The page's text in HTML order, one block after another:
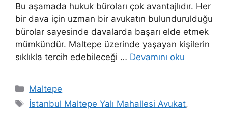
Bu aşamada hukuk büroları çok avantajlıdır. Her
bir dava için uzman bir avukatın bulundurulduğu
bürolar sayesinde davalarda başarı elde etmek
mümkündür. Maltepe üzerinde yaşayan kişilerin
sıklıkla tercih edebileceği … Devamını oku
Kategoriler
Maltepe
Etiketler
İstanbul Maltepe Yalı Mahallesi Avukat,